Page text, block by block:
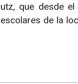
que desde
de la